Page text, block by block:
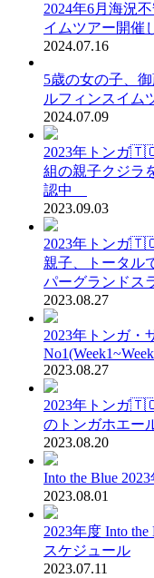
2024年6月海況
イムツアー開催
2024.07.16
5歳の女の子、
ルフィンスイム
2024.07.09
2023年トンガ
組の親子クジラ
認中
2023.09.03
2023年トンガ
親子、トータル
パーグランドス
2023.08.27
2023年トンガ・
2023.08.27
2023年トンガ
のトンガホエー
2023.08.20
Into the Blue
2023.08.01
2023年度 Into
スケジュール
2023.07.11